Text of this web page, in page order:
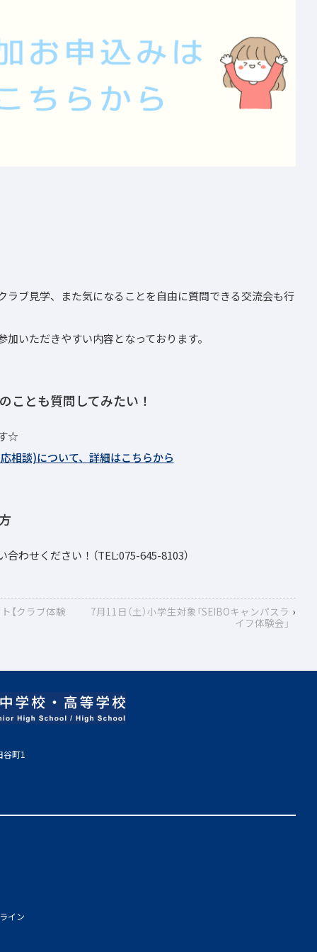
ラブ見学、また気になることを自由に質問できる交流会も行
いただきやすい内容となっております。
ことも質問してみたい！
☆
相談)について、詳細はこちらから
わせください！（TEL:075-645-8103）
【クラブ体験
7月11日（土）小学生対象「SEIBOキャンパスラ
イフ体験会」
›
町1
イン